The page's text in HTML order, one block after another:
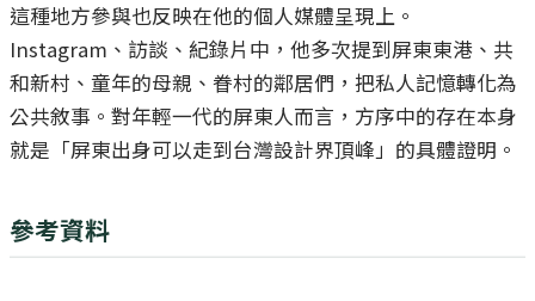
這種地方參與也反映在他的個人媒體呈現上。
Instagram、訪談、紀錄片中，他多次提到屏東東港、共
和新村、童年的母親、眷村的鄰居們，把私人記憶轉化為
公共敘事。對年輕一代的屏東人而言，方序中的存在本身
就是「屏東出身可以走到台灣設計界頂峰」的具體證明。
參考資料